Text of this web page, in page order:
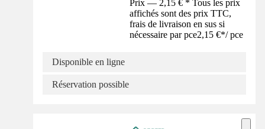
Prix — 2,15 € * Tous les prix
affichés sont des prix TTC,
frais de livraison en sus si
nécessaire par pce2,15 €*/ pce
Disponible en ligne
Réservation possible